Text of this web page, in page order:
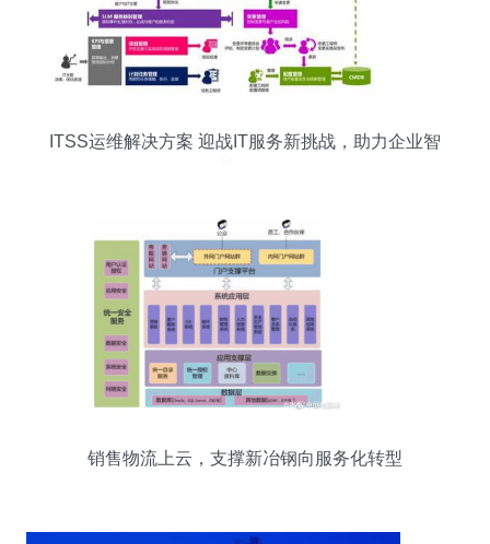
ITSS运维解决方案 迎战IT服务新挑战，助力企业智
销售物流上云，支撑新冶钢向服务化转型